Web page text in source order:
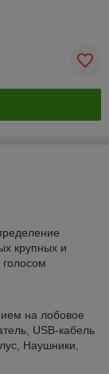
крупных и
голосом
на лобовое
USB-кабель
Наушники,